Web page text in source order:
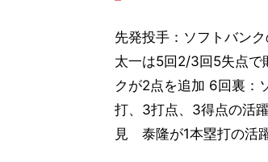
先発投手：ソフトバン
太一は5回2/3回5失点で
クが2点を追加 6回裏：
打、3打点、3得点の活
見 泰隆が1本塁打の活躍